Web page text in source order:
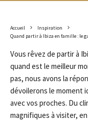
Accueil
Inspiration
Quand partir à Ibiza en famille : le
Vous rêvez de partir à
quand est le meilleur
pas, nous avons la
dévoilerons le moment
avec vos proches. Du
magnifiques à visiter,